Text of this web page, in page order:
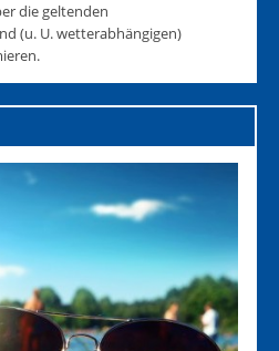
die geltenden
(u. U. wetterabhängigen)